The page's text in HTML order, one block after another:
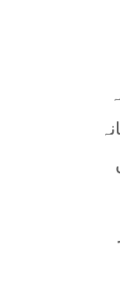
روپے ماہانہ